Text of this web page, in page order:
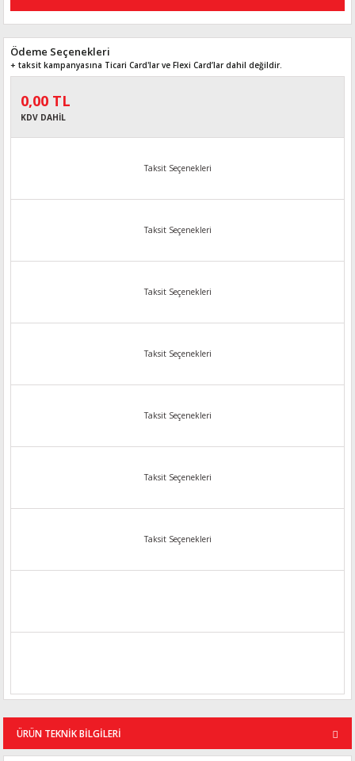
Ödeme Seçenekleri
+ taksit kampanyasına Ticari Card'lar ve Flexi Card’lar dahil değildir.
0,00 TL
KDV DAHİL
Taksit Seçenekleri
Taksit Seçenekleri
Taksit Seçenekleri
Taksit Seçenekleri
Taksit Seçenekleri
Taksit Seçenekleri
Taksit Seçenekleri
ÜRÜN TEKNİK BİLGİLERİ